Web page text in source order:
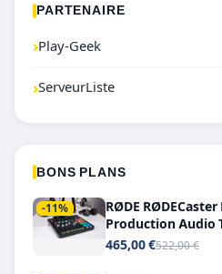
PARTENAIRE
›Play-Geek
›ServeurListe
BONS PLANS
-11%
RØDE
Production Audio
Double USB-C
465,00 €522,00 €